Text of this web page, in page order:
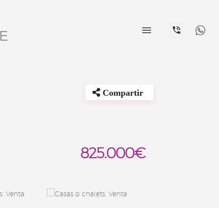


825.000€
Compartir